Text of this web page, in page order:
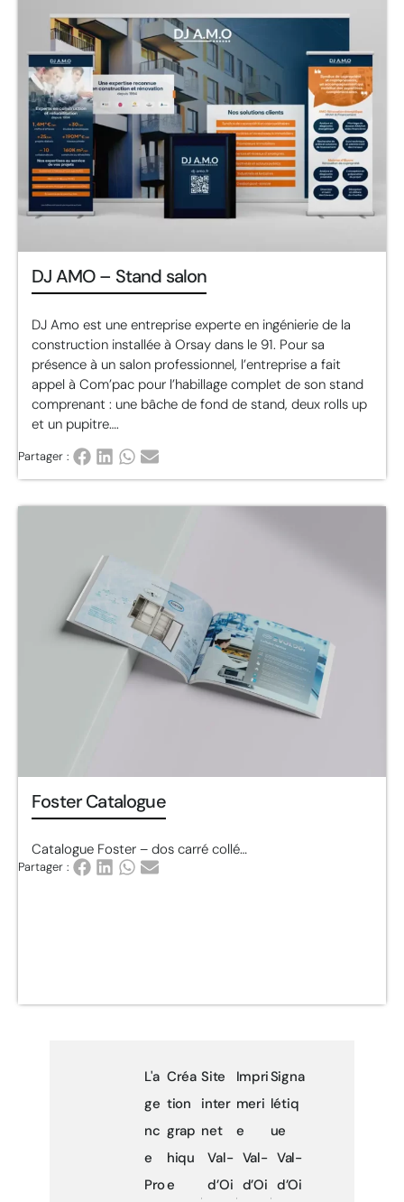
DJ AMO – Stand salon
DJ Amo est une entreprise experte en ingénierie de la
construction installée à Orsay dans le 91. Pour sa
présence à un salon professionnel, l’entreprise a fait
appel à Com’pac pour l’habillage complet de son stand
comprenant : une bâche de fond de stand, deux rolls up
et un pupitre….
Partager :
Foster Catalogue
Catalogue Foster – dos carré collé…
Partager :
L'a
ge
nc
e
Pro
Créa
tion
grap
hiqu
e
Site
inter
net
Val-
d’Oi
Impri
meri
e
Val-
d’Oi
Signa
létiq
ue
Val-
d’Oi